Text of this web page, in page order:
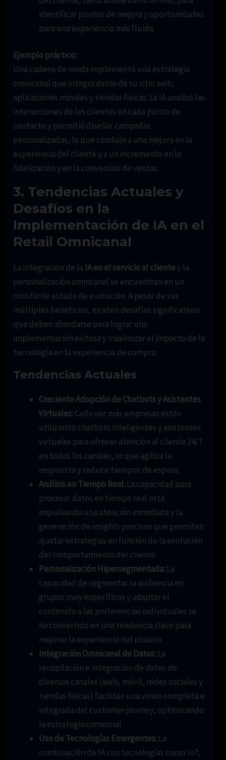
identificar puntos de mejora y oportunidades
para una experiencia más fluida.
Ejemplo práctico:
Una cadena de moda implementó una estrategia
omnicanal que integra datos de su sitio web,
aplicaciones móviles y tiendas físicas. La IA analizó las
interacciones de los clientes en cada punto de
contacto y permitió diseñar campañas
personalizadas, lo que condujo a una mejora en la
experiencia del cliente y a un incremento en la
fidelización y en la conversión de ventas.
3. Tendencias Actuales y
Desafíos en la
Implementación de IA en el
Retail Omnicanal
La integración de la IA en el servicio al clientey la
personalización omnicanal se encuentran en un
constante estado de evolución. A pesar de sus
múltiples beneficios, existen desafíos significativos
que deben abordarse para lograr una
implementación exitosa y maximizar el impacto de la
tecnología en la experiencia de compra.
Tendencias Actuales
Creciente Adopción de Chatbots y Asistentes
Virtuales:Cada vez más empresas están
utilizando chatbots inteligentes y asistentes
virtuales para ofrecer atención al cliente 24/7
en todos los canales, lo que agiliza la
respuesta y reduce tiempos de espera.
Análisis en Tiempo Real: La capacidad para
procesar datos en tiempo real está
impulsando una atención inmediata y la
generación de insights precisos que permiten
ajustar estrategias en función de la evolución
del comportamiento del cliente.
Personalización Hipersegmentada: La
capacidad de segmentar la audiencia en
grupos muy específicos y adaptar el
contenido a las preferencias individuales se
ha convertido en una tendencia clave para
mejorar la experiencia del usuario.
Integración Omnicanal de Datos: La
recopilación e integración de datos de
diversos canales (web, móvil, redes sociales y
tiendas físicas) facilitan una visión completa e
integrada del customer journey, optimizando
la estrategia comercial.
Uso de Tecnologías Emergentes: La
combinación de IA con tecnologías como IoT,